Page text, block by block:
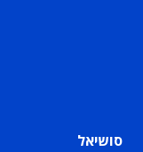
סושיאל